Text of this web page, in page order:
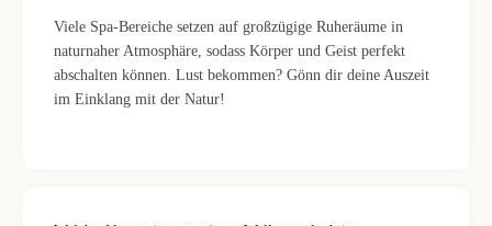
Viele Spa-Bereiche setzen auf großzügige Ruheräume in
naturnaher Atmosphäre, sodass Körper und Geist perfekt
abschalten können. Lust bekommen? Gönn dir deine Auszeit
im Einklang mit der Natur!